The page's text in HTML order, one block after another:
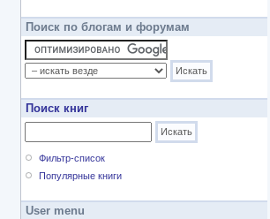
Поиск по блогам и форумам
Поиск книг
Фильтр-список
Популярные книги
User menu